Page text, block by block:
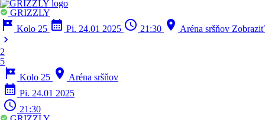
GRIZZLY
tour Kolo 25 calendar_month Pi. 24.01 2025 schedule 21:30 location_on Aréna sršňov Zobraziť
chevron_right
2
5
tour Kolo 25 location_on Aréna sršňov
calendar_month Pi. 24.01 2025
schedule 21:30